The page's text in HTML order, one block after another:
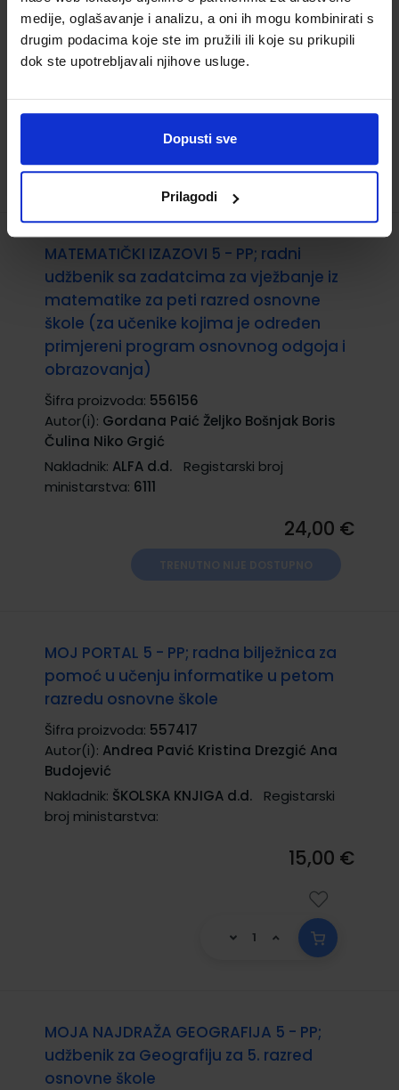
medije, oglašavanje i analizu, a oni ih mogu kombinirati s
drugim podacima koje ste im pružili ili koje su prikupili
dok ste upotrebljavali njihove usluge.
Dopusti sve
Prilagodi
Nakladnik:ŠKOLSKA KNJIGA d.d.
Registarski
broj ministarstva:
MATEMATIČKI IZAZOVI 5 - PP; radni
udžbenik sa zadatcima za vježbanje iz
matematike za peti razred osnovne
škole (za učenike kojima je određen
primjereni program osnovnog odgoja i
obrazovanja)
Šifra proizvoda: 556156
Autor(i): Gordana Paić Željko Bošnjak Boris
Čulina Niko Grgić
Nakladnik: ALFA d.d.
Registarski broj
ministarstva: 6111
24,00 €
MOJ PORTAL 5 - PP; radna bilježnica za
pomoć u učenju informatike u petom
razredu osnovne škole
Šifra proizvoda: 557417
Autor(i): Andrea Pavić Kristina Drezgić Ana
Budojević
Nakladnik: ŠKOLSKA KNJIGA d.d.
Registarski
broj ministarstva:
15,00 €
MOJA NAJDRAŽA GEOGRAFIJA 5 - PP;
udžbenik za Geografiju za 5. razred
osnovne škole